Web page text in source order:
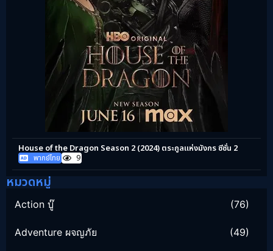
House of the Dragon Season 2 (2024) ตระกูลแห่งมังกร ซีซั่น 2
พากย์ไทย 9
หมวดหมู่
Action บู๊ (76)
Adventure ผจญภัย (49)